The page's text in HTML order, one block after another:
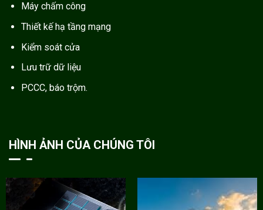
Máy chấm công
Thiết kế hạ tầng mạng
Kiểm soát cửa
Lưu trữ dữ liệu
PCCC, báo trộm.
HÌNH ẢNH CỦA CHÚNG TÔI